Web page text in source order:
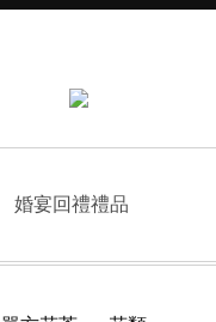
婚宴回禮禮品